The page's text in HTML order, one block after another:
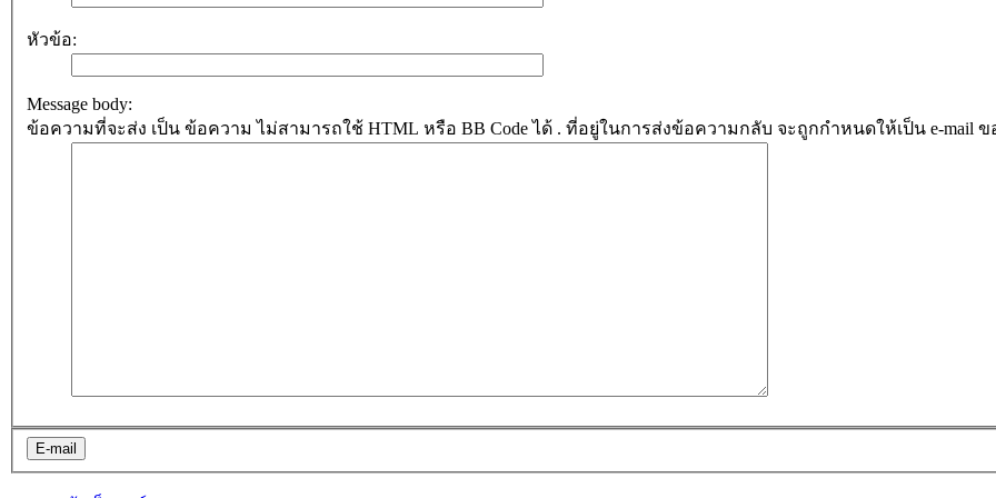
หัวข้อ:
Message body:
ข้อความที่จะส่ง เป็น ข้อความ ไม่สามารถใช้ HTML หรือ BB Code ได้ . ที่อยู่ในการส่งข้อความกลับ จะถูกกำหนดให้เป็น e-mail ข